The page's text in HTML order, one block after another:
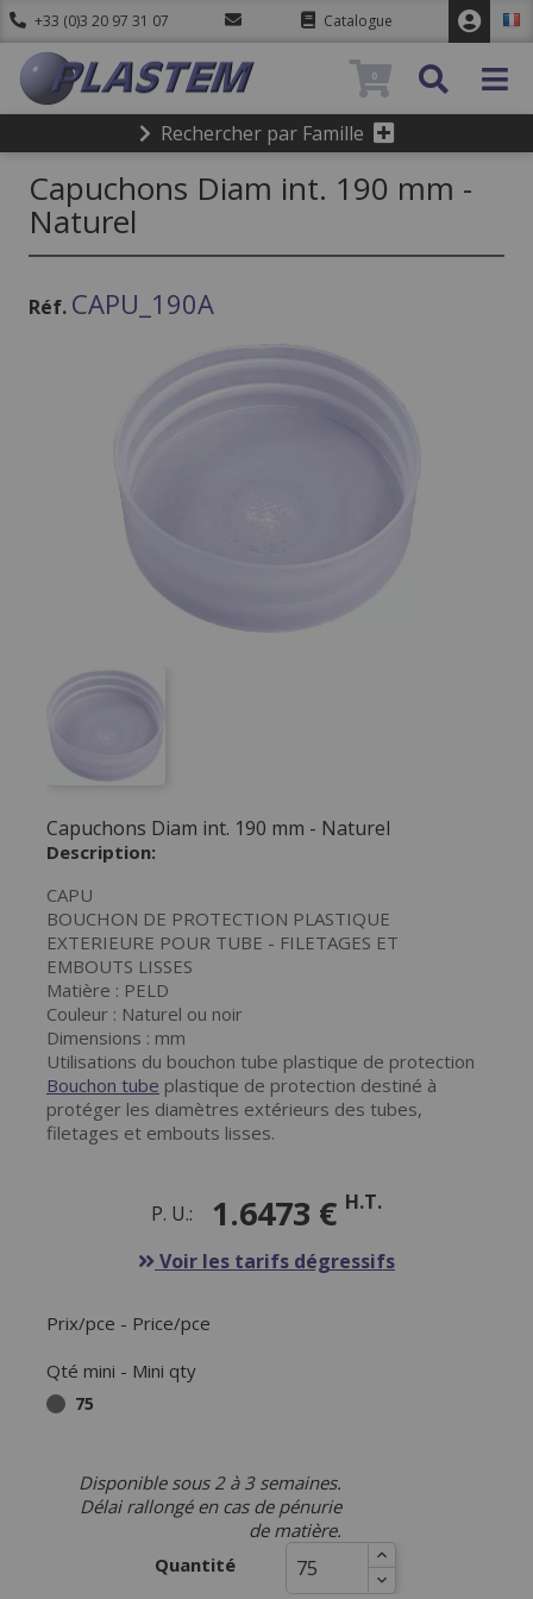
+33 (0)3 20 97 31 07 Catalogue
Rechercher par Famille
0
Capuchons Diam int. 190 mm -
Naturel
Réf. CAPU_190A
Capuchons Diam int. 190 mm - Naturel
Description:
CAPU
BOUCHON DE PROTECTION PLASTIQUE
EXTERIEURE POUR TUBE - FILETAGES ET
EMBOUTS LISSES
Matière : PELD
Couleur : Naturel ou noir
Dimensions : mm
Utilisations du bouchon tube plastique de protection
Bouchon tube plastique de protection destiné à
protéger les diamètres extérieurs des tubes,
filetages et embouts lisses.
P. U.: 1.6473 € H.T.
Voir les tarifs dégressifs
Prix/pce - Price/pce
Qté mini - Mini qty
75
Disponible sous 2 à 3 semaines.
Délai rallongé en cas de pénurie
de matière.
Quantité